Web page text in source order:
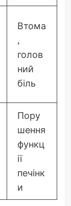
Втома
,
голов
ний
біль
Пору
шення
функц
ії
печінк
и